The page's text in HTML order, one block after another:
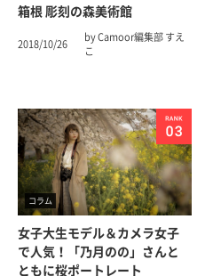
箱根 彫刻の森美術館
2018/10/26
by Camoor編集部 すえ
こ
コラム
女子大生モデル＆カメラ女子
で人気！「乃月のの」さんと
ともに桜ポートレート